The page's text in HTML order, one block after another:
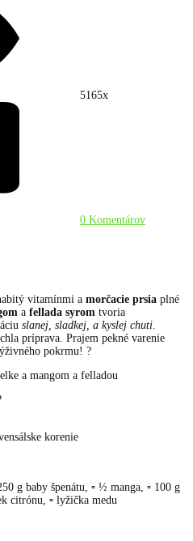
5165x
0 Komentárov
vitamínmi a morčacie prsia plné
a fellada syrom tvoria
slanej, sladkej, a kyslej chuti
príprava. Prajem pekné varenie
pokrmu! ?
a mangom a felladou
korenie
g baby špenátu, ▫ ½ manga, ▫ 100 g
▫ lyžička medu